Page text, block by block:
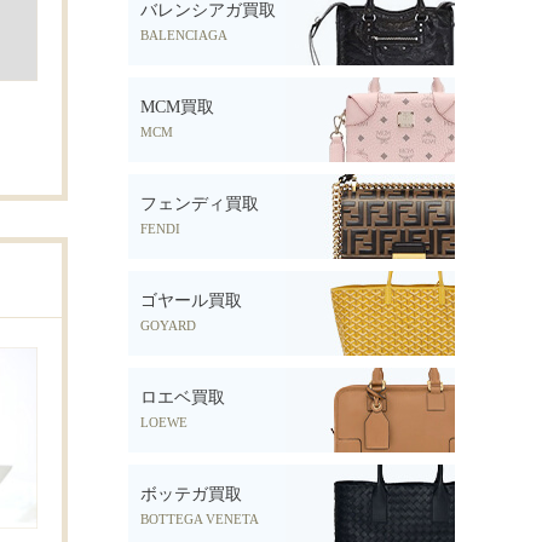
バレンシアガ買取
BALENCIAGA
MCM買取
MCM
フェンディ買取
FENDI
ゴヤール買取
GOYARD
ロエベ買取
LOEWE
ボッテガ買取
BOTTEGA VENETA